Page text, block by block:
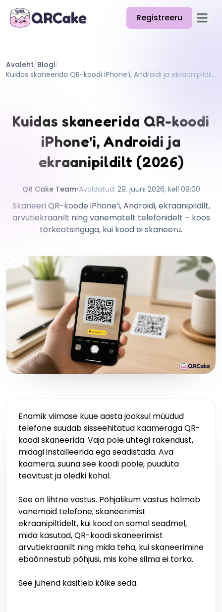
Registreeru Ava
Hinnakiri
Dokumentatsioon
Avaleht/Blogi/
Kuidas skaneerida QR-koodi iPhone’i, Androidi ja ekraanipildilt (2026)
Kuidas skaneerida QR-koodi
iPhone’i, Androidi ja
ekraanipildilt (2026)
QR Cake Team•Avaldatud: 29. juuni 2026, kell 09:00
Skaneeri QR-koode iPhone’i, Androidi, ekraanipildilt,
arvutiekraanilt ning vanematelt telefonidelt – koos
tõrkeotsinguga, kui kood ei skaneeru.
Enamik viimase kuue aasta jooksul müüdud
telefone suudab sisseehitatud kaameraga QR-
koodi skaneerida. Vaja pole ühtegi rakendust,
midagi installeerida ega seadistada. Ava
kaamera, suuna see koodi poole, puuduta
teavitust ja oledki kohal.
See on lihtne vastus. Põhjalikum vastus hõlmab
vanemaid telefone, skaneerimist
ekraanipiltidelt, kui kood on samal seadmel,
mida kasutad, QR-koodi skaneerimist
arvutiekraanilt ning mida teha, kui skaneerimine
ebaõnnestub põhjusi, mis kohe silma ei torka.
See juhend käsitleb kõike seda.